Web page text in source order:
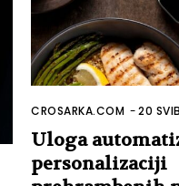
CROSARKA.COM -20
Uloga
personalizaciji